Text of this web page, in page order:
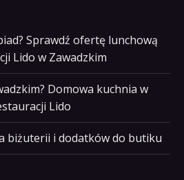
Sprawdź ofertę lunchową
Lido w Zawadzkim
Domowa kuchnia w
Lido
biżuterii i dodatków do butiku